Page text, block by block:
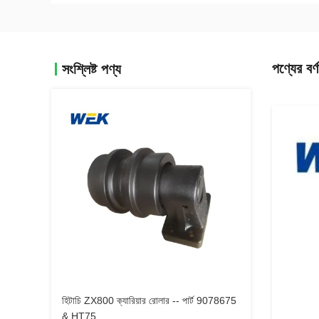
সংশ্লিষ্ট পণ্য
হিটাচি ZX800 ক্যারিয়ার রোলার -- পার্ট 9078675
& HT75
পণ্যের